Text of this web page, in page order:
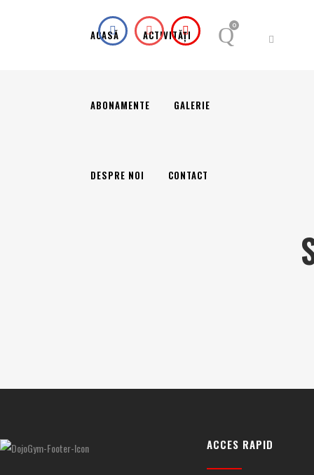
0
ACASĂ ACTIVITĂȚI
ABONAMENTE GALERIE
DESPRE NOI CONTACT
ACCES RAPID